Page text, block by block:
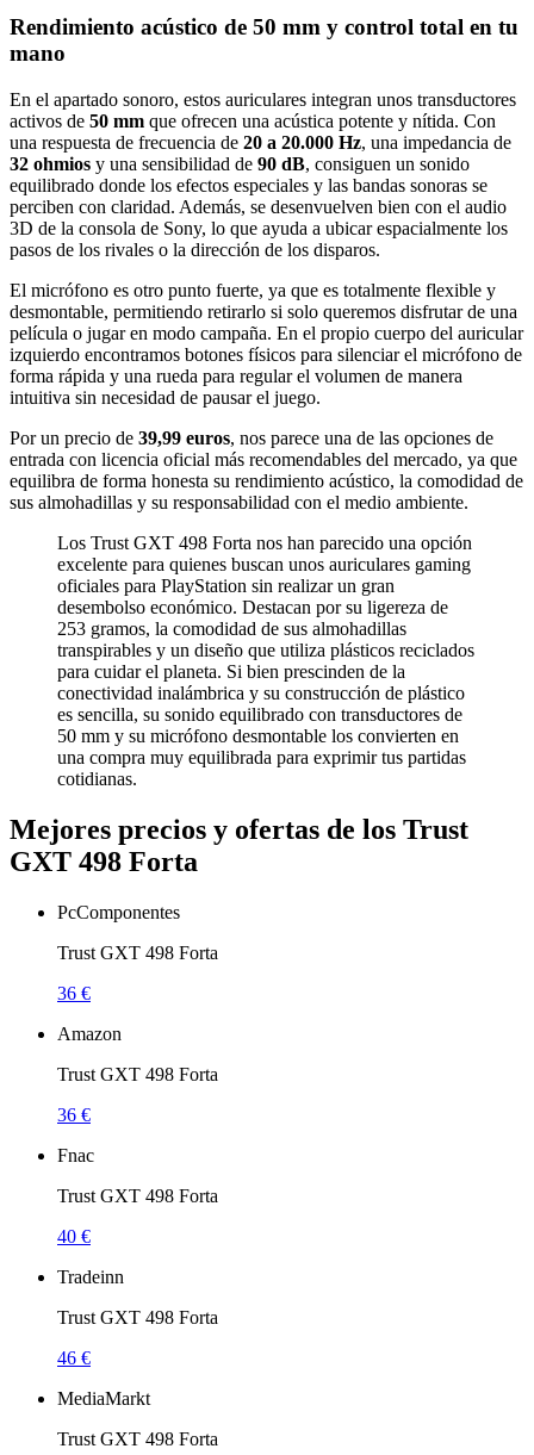
Rendimiento acústico de 50 mm y control total en tu
mano
En el apartado sonoro, estos auriculares integran unos transductores
activos de 50 mm que ofrecen una acústica potente y nítida. Con
una respuesta de frecuencia de 20 a 20.000 Hz, una impedancia de
32 ohmios y una sensibilidad de 90 dB, consiguen un sonido
equilibrado donde los efectos especiales y las bandas sonoras se
perciben con claridad. Además, se desenvuelven bien con el audio
3D de la consola de Sony, lo que ayuda a ubicar espacialmente los
pasos de los rivales o la dirección de los disparos.
El micrófono es otro punto fuerte, ya que es totalmente flexible y
desmontable, permitiendo retirarlo si solo queremos disfrutar de una
película o jugar en modo campaña. En el propio cuerpo del auricular
izquierdo encontramos botones físicos para silenciar el micrófono de
forma rápida y una rueda para regular el volumen de manera
intuitiva sin necesidad de pausar el juego.
Por un precio de 39,99 euros, nos parece una de las opciones de
entrada con licencia oficial más recomendables del mercado, ya que
equilibra de forma honesta su rendimiento acústico, la comodidad de
sus almohadillas y su responsabilidad con el medio ambiente.
Los Trust GXT 498 Forta nos han parecido una opción
excelente para quienes buscan unos auriculares gaming
oficiales para PlayStation sin realizar un gran
desembolso económico. Destacan por su ligereza de
253 gramos, la comodidad de sus almohadillas
transpirables y un diseño que utiliza plásticos reciclados
para cuidar el planeta. Si bien prescinden de la
conectividad inalámbrica y su construcción de plástico
es sencilla, su sonido equilibrado con transductores de
50 mm y su micrófono desmontable los convierten en
una compra muy equilibrada para exprimir tus partidas
cotidianas.
Mejores precios y ofertas de los Trust
GXT 498 Forta
PcComponentes
Trust GXT 498 Forta
36 €
Amazon
Trust GXT 498 Forta
36 €
Fnac
Trust GXT 498 Forta
40 €
Tradeinn
Trust GXT 498 Forta
46 €
MediaMarkt
Trust GXT 498 Forta